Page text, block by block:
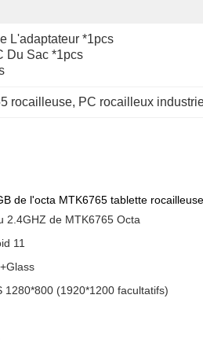
L'adaptateur *1pcs
Du Sac *1pcs
rocailleuse, PC rocailleux
de l'octa MTK6765 tablette
2.4GHZ de MTK6765 Octa
11
1280*800 (1920*1200 facultatifs)